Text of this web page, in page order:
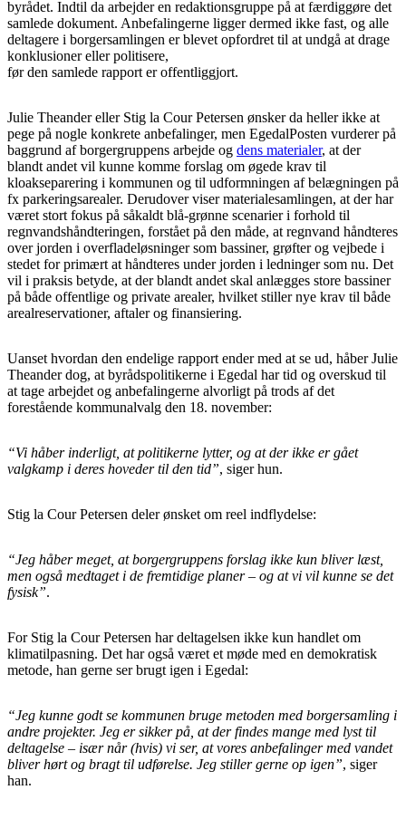
byrådet. Indtil da arbejder en redaktionsgruppe på at færdiggøre det
samlede dokument. Anbefalingerne ligger dermed ikke fast, og alle
deltagere i borgersamlingen er blevet opfordret til at undgå at drage
konklusioner eller politisere,
før den samlede rapport er offentliggjort.
Julie Theander eller Stig la Cour Petersen ønsker da heller ikke at
pege på nogle konkrete anbefalinger, men EgedalPosten vurderer på
baggrund af borgergruppens arbejde og dens materialer, at der
blandt andet vil kunne komme forslag om øgede krav til
kloakseparering i kommunen og til udformningen af belægningen på
fx parkeringsarealer. Derudover viser materialesamlingen, at der har
været stort fokus på såkaldt blå-grønne scenarier i forhold til
regnvandshåndteringen, forstået på den måde, at regnvand håndteres
over jorden i overfladeløsninger som bassiner, grøfter og vejbede i
stedet for primært at håndteres under jorden i ledninger som nu. Det
vil i praksis betyde, at der blandt andet skal anlægges store bassiner
på både offentlige og private arealer, hvilket stiller nye krav til både
arealreservationer, aftaler og finansiering.
Uanset hvordan den endelige rapport ender med at se ud, håber Julie
Theander dog, at byrådspolitikerne i Egedal har tid og overskud til
at tage arbejdet og anbefalingerne alvorligt på trods af det
forestående kommunalvalg den 18. november:
“Vi håber inderligt, at politikerne lytter, og at der ikke er gået
valgkamp i deres hoveder til den tid”, siger hun.
Stig la Cour Petersen deler ønsket om reel indflydelse:
“Jeg håber meget, at borgergruppens forslag ikke kun bliver læst,
men også medtaget i de fremtidige planer – og at vi vil kunne se det
fysisk”.
For Stig la Cour Petersen har deltagelsen ikke kun handlet om
klimatilpasning. Det har også været et møde med en demokratisk
metode, han gerne ser brugt igen i Egedal:
“Jeg kunne godt se kommunen bruge metoden med borgersamling i
andre projekter. Jeg er sikker på, at der findes mange med lyst til
deltagelse – især når (hvis) vi ser, at vores anbefalinger med vandet
bliver hørt og bragt til udførelse. Jeg stiller gerne op igen”, siger
han.